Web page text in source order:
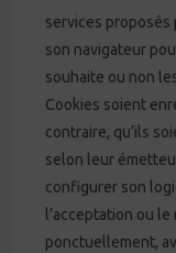
services proposés
son navigateur
souhaite ou non
Cookies soient
contraire, qu’ils
selon leur
configurer son
l’acceptation ou
ponctuellement,